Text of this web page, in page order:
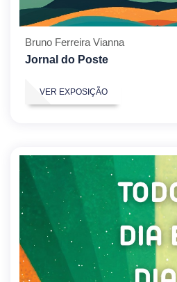
Bruno Ferreira Vianna
Jornal do Poste
VER EXPOSIÇÃO